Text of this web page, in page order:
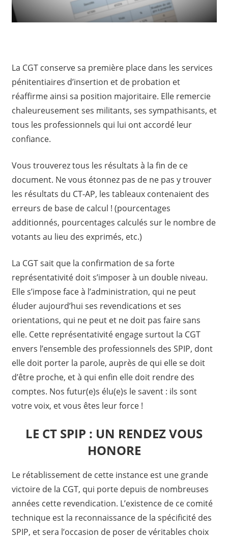
La CGT conserve sa première place dans les services
pénitentiaires d’insertion et de probation et
réaffirme ainsi sa position majoritaire. Elle remercie
chaleureusement ses militants, ses sympathisants, et
tous les professionnels qui lui ont accordé leur
confiance.
Vous trouverez tous les résultats à la fin de ce
document. Ne vous étonnez pas de ne pas y trouver
les résultats du CT-AP, les tableaux contenaient des
erreurs de base de calcul ! (pourcentages
additionnés, pourcentages calculés sur le nombre de
votants au lieu des exprimés, etc.)
La CGT sait que la confirmation de sa forte
représentativité doit s’imposer à un double niveau.
Elle s’impose face à l’administration, qui ne peut
éluder aujourd’hui ses revendications et ses
orientations, qui ne peut et ne doit pas faire sans
elle. Cette représentativité engage surtout la CGT
envers l’ensemble des professionnels des SPIP, dont
elle doit porter la parole, auprès de qui elle se doit
d’être proche, et à qui enfin elle doit rendre des
comptes. Nos futur(e)s élu(e)s le savent : ils sont
votre voix, et vous êtes leur force !
LE CT SPIP : UN RENDEZ VOUS
HONORE
Le rétablissement de cette instance est une grande
victoire de la CGT, qui porte depuis de nombreuses
années cette revendication. L’existence de ce comité
technique est la reconnaissance de la spécificité des
SPIP, et sera l’occasion de poser de véritables choix